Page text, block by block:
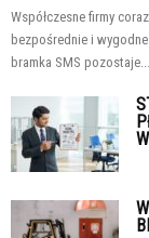
Współczesne firmy
bezpośrednie i
bramka SMS pozostaje...